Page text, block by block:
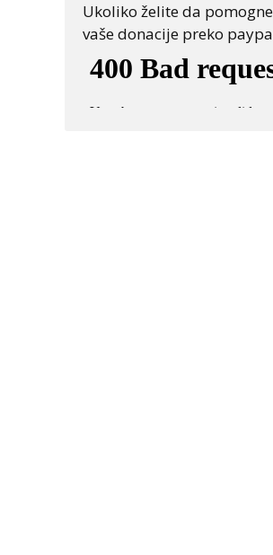
Ukoliko želite da
vaše donacije preko